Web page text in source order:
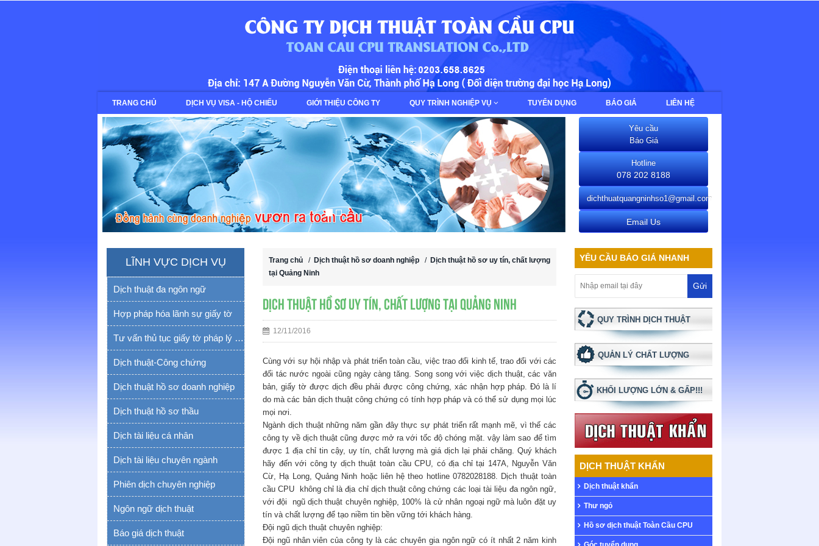
dichthuathalong
TRANG CHỦ DỊCH VỤ VISA - HỘ CHIẾU GIỚI THIỆU CÔNG TY QUY TRÌNH NGHIỆP VỤ TUYỂN DỤNG BÁO GIÁ LIÊN HỆ
Yêu cầu
Báo Giá
Hotline
078 202 8188
dichthuatquangninhso1@gmail.com
Email Us
LĨNH VỰC DỊCH VỤ
Dịch thuật đa ngôn ngữ
Hợp pháp hóa lãnh sự giấy tờ
Tư vấn thủ tục giấy tờ pháp lý yếu tố nước ngoài
Dịch thuật-Công chứng
Dịch thuật hồ sơ doanh nghiệp
Dịch thuật hồ sơ thầu
Dịch tài liệu cá nhân
Dịch tài liệu chuyên ngành
Phiên dịch chuyên nghiệp
Ngôn ngữ dịch thuật
Báo giá dịch thuật
Trang chủ / Dịch thuật hồ sơ doanh nghiệp / Dịch thuật hồ sơ uy tín, chất lượng
tại Quảng Ninh
Dịch thuật hồ sơ uy tín, chất lượng tại Quảng Ninh
12/11/2016
Cùng với sự hội nhập và phát triển toàn cầu, việc trao đổi kinh tế, trao đổi với các
đối tác nước ngoài cũng ngày càng tăng. Song song với việc dịch thuật, các văn
bản, giấy tờ được dịch đều phải được công chứng, xác nhận hợp pháp. Đó là lí
do mà các bản dịch thuật công chứng có tính hợp pháp và có thể sử dụng mọi lúc
mọi nơi.
Ngành dịch thuật những năm gần đây thực sự phát triển rất mạnh mẽ, vì thế các
công ty về dịch thuật cũng được mở ra với tốc độ chóng mặt. vậy làm sao để tìm
được 1 địa chỉ tin cậy, uy tín, chất lượng mà giá dịch lại phải chăng. Quý khách
hãy đến với công ty dịch thuật toàn cầu CPU, có địa chỉ tại 147A, Nguyễn Văn
Cừ, Hạ Long, Quảng Ninh hoặc liên hệ theo hotline 0782028188. Dịch thuật toàn
cầu CPU không chỉ là địa chỉ dịch thuật công chứng các loại tài liệu đa ngôn ngữ,
với đội ngũ dịch thuật chuyên nghiệp, 100% là cử nhân ngoại ngữ mà luôn đặt uy
tín và chất lượng để tạo niềm tin bền vững tới khách hàng.
Đội ngũ dịch thuật chuyên nghiệp:
Đội ngũ nhân viên của công ty là các chuyên gia ngôn ngữ có ít nhất 2 năm kinh
YÊU CẦU BÁO GIÁ NHANH
QUY TRÌNH DỊCH THUẬT
QUẢN LÝ CHẤT LƯỢNG
KHỐI LƯỢNG LỚN & GẤP!!!
DỊCH THUẬT KHẨN
Dịch thuật khẩn
Thư ngỏ
Hồ sơ dịch thuật Toàn Cầu CPU